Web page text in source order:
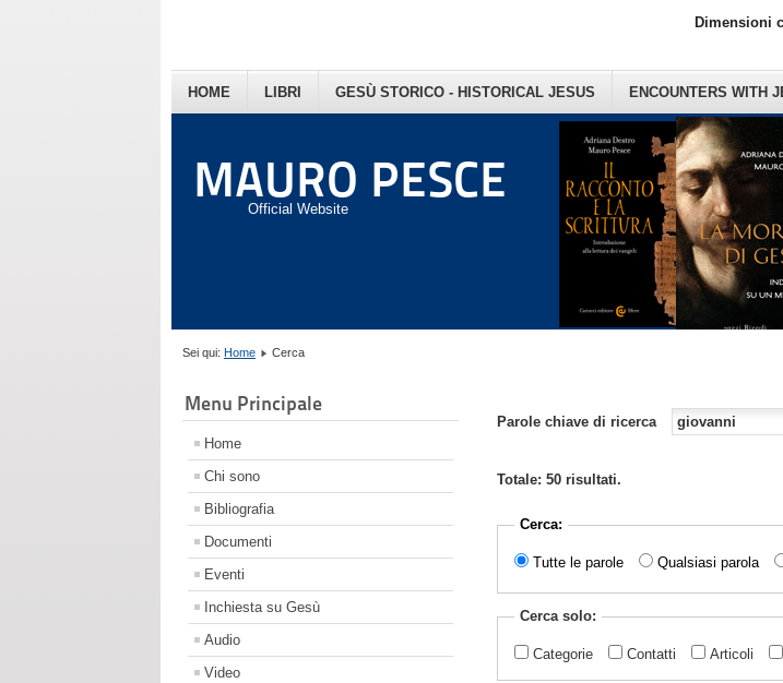
MAURO PESCE
Official Website
HOME LIBRI GESÙ STORICO - HISTORICAL JESUS ENCOUNTERS WITH
Dimensioni
Sei qui: Home Cerca
Menu Principale
Home
Chi sono
Bibliografia
Documenti
Eventi
Inchiesta su Gesù
Audio
Video
Parole chiave di ricerca
Totale: 50 risultati.
Cerca:
Tutte le parole Qualsiasi parola
Cerca solo:
Categorie Contatti Articoli